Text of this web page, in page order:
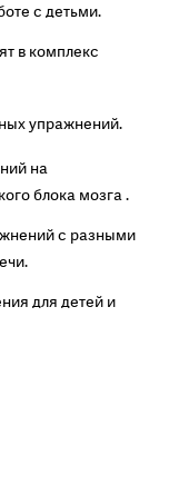
с детьми.
в комплекс
упражнений.
на
блока мозга .
с разными
для детей и